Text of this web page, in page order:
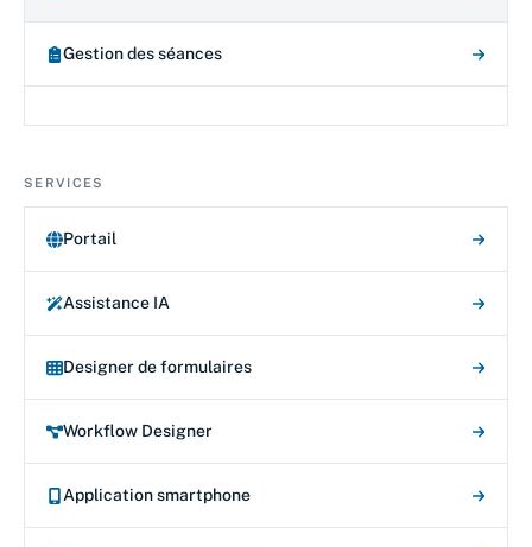
Gestion des séances
SERVICES
Portail
Assistance IA
Designer de formulaires
Workflow Designer
Application smartphone